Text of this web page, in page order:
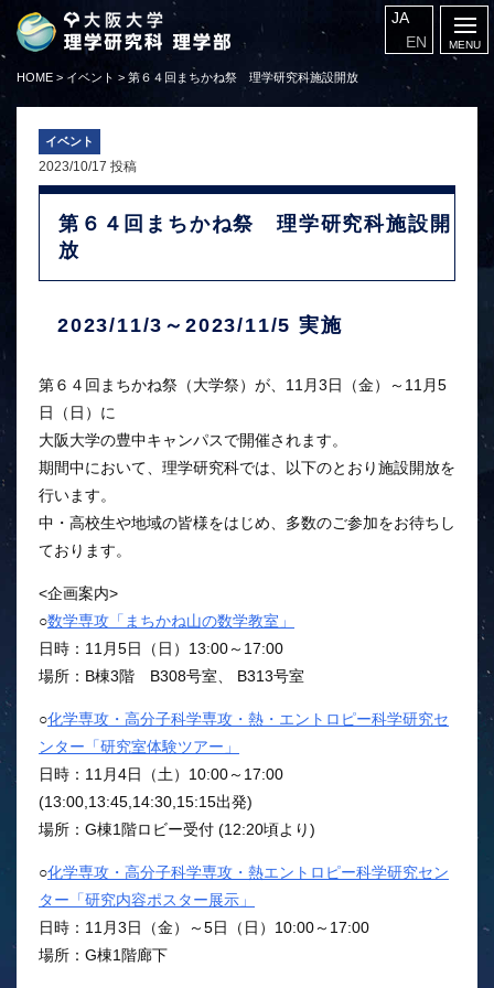
JA
EN
HOME > イベント > 第６４回まちかね祭 理学研究科施設開放
イベント
2023/10/17 投稿
第６４回まちかね祭 理学研究科施設開
放
2023/11/3～2023/11/5 実施
第６４回まちかね祭（大学祭）が、11月3日（金）～11月5
日（日）に
大阪大学の豊中キャンパスで開催されます。
期間中において、理学研究科では、以下のとおり施設開放を
行います。
中・高校生や地域の皆様をはじめ、多数のご参加をお待ちし
ております。
<企画案内>
○数学専攻「まちかね山の数学教室」
日時：11月5日（日）13:00～17:00
場所：B棟3階 B308号室、 B313号室
○化学専攻・高分子科学専攻・熱・エントロピー科学研究セ
ンター「研究室体験ツアー」
日時：11月4日（土）10:00～17:00
(13:00,13:45,14:30,15:15出発)
場所：G棟1階ロビー受付 (12:20頃より)
○化学専攻・高分子科学専攻・熱エントロピー科学研究セン
ター「研究内容ポスター展示」
日時：11月3日（金）～5日（日）10:00～17:00
場所：G棟1階廊下